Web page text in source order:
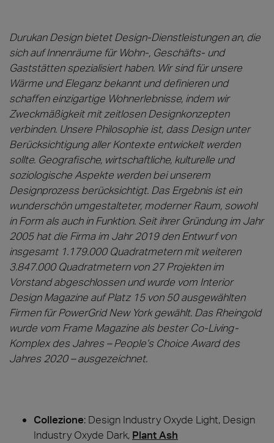
Durukan Design bietet Design-Dienstleistungen an, die
sich auf Innenräume für Wohn-, Geschäfts- und
Gaststätten spezialisiert haben. Wir sind für unsere
Wärme und Eleganz bekannt und definieren und
schaffen einzigartige Wohnerlebnisse, indem wir
Zweckmäßigkeit mit zeitlosen Designkonzepten
verbinden. Unsere Philosophie ist, dass Design unter
Berücksichtigung aller Kontexte entwickelt werden
sollte. Geografische, wirtschaftliche, kulturelle und
soziologische Aspekte werden bei unserem
Designprozess berücksichtigt. Das Ergebnis ist ein
wunderschön umgestalteter, moderner Raum, sowohl
in Form als auch in Funktion. Seit ihrer Gründung im Jahr
2005 hat die Firma im Jahr 2019 den Entwurf von
insgesamt 1.179.000 Quadratmetern mit weiteren
3.847.000 Quadratmetern von 27 Projekten im
Vorstand abgeschlossen und wurde vom Interior
Design Magazine auf Platz 15 von 50 ausgewählten
Firmen für PowerGrid New York gewählt. Das Rheingold
wurde vom Frame Magazine als bester Co-Living-
Komplex des Jahres – People’s Choice Award des
Jahres 2020 – ausgezeichnet.
Collezione: Design Industry Oxyde Light, Design
Industry Oxyde Dark, Plant Ash